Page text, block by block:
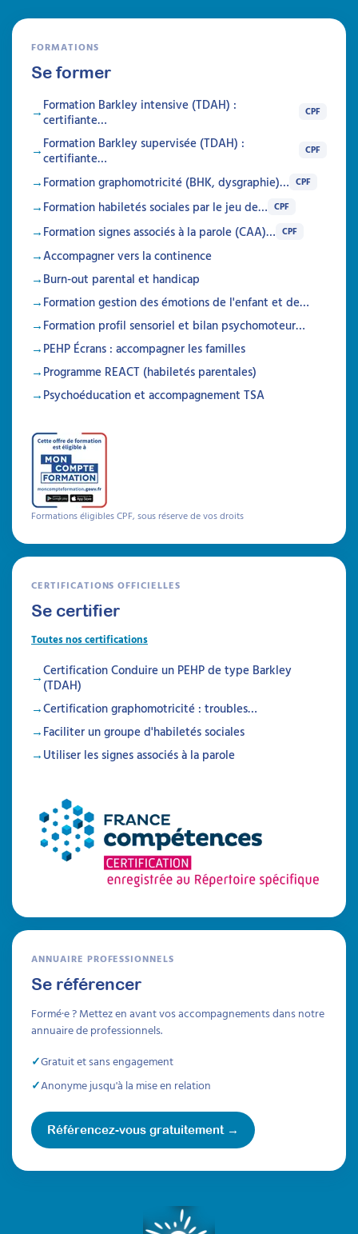
Autisme, TDAH et sécurité
Identifier et prévenir les risques liés à la
sécurité
Attestation de formation
Cette formation permet aux professionnels et
aidants familiaux d'acquérir des compétences
pratiques pour assurer la sécurité et
l'autonomie des personnes avec TSA ou
TDAH, en prévenant les risques, en adaptant
Formations
Créer des programmes
psycho-éducatifs
d’accompagnement pour
des adultes avec TSA
Attestation de formation
méthodologie de pratique qui peut être
transposable à différents outils de
médiations, en tenant compte des centres
d’intérêt de l'adulte autiste.
Durée 10h réparties sur 4 semaines
Être prévenu
Formations
FORMATIONS
Se former
Formation Barkley intensive (TDAH) :
certifiante…
CPF
Formation Barkley supervisée (TDAH) :
certifiante…
CPF
Formation graphomotricité (BHK, dysgraphie)… CPF
Formation habiletés sociales par le jeu de… CPF
Formation signes associés à la parole (CAA)… CPF
Accompagner vers la continence
Burn-out parental et handicap
Formation gestion des émotions de l'enfant et de…
Formation profil sensoriel et bilan psychomoteur…
PEHP Écrans : accompagner les familles
Programme REACT (habiletés parentales)
Psychoéducation et accompagnement TSA
Formations éligibles CPF, sous réserve de vos droits
CERTIFICATIONS OFFICIELLES
Se certifier
Toutes nos certifications
Certification Conduire un PEHP de type Barkley
(TDAH)
Certification graphomotricité : troubles…
Faciliter un groupe d'habiletés sociales
Utiliser les signes associés à la parole
ANNUAIRE PROFESSIONNELS
Se référencer
Formé·e ? Mettez en avant vos accompagnements dans notre
annuaire de professionnels.
Gratuit et sans engagement
Anonyme jusqu'à la mise en relation
Référencez-vous gratuitement →